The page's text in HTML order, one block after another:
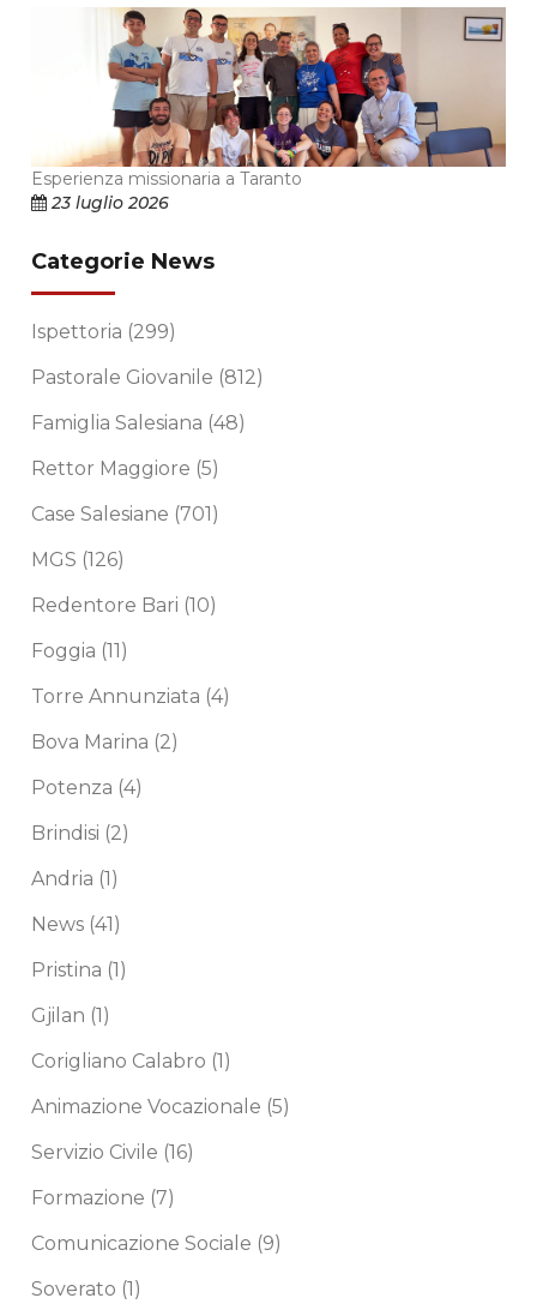
Esperienza missionaria a Taranto
23 luglio 2026
Categorie News
Ispettoria (299)
Pastorale Giovanile (812)
Famiglia Salesiana (48)
Rettor Maggiore (5)
Case Salesiane (701)
MGS (126)
Redentore Bari (10)
Foggia (11)
Torre Annunziata (4)
Bova Marina (2)
Potenza (4)
Brindisi (2)
Andria (1)
News (41)
Pristina (1)
Gjilan (1)
Corigliano Calabro (1)
Animazione Vocazionale (5)
Servizio Civile (16)
Formazione (7)
Comunicazione Sociale (9)
Soverato (1)